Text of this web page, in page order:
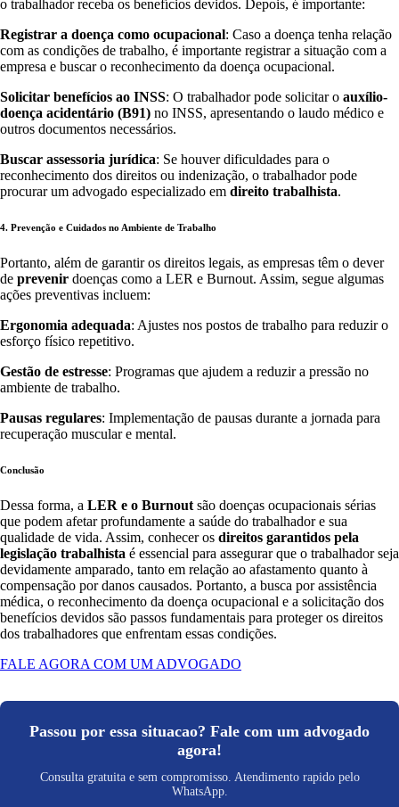
o trabalhador receba os benefícios devidos. Depois, é importante:
Registrar a doença como ocupacional: Caso a doença tenha relação
com as condições de trabalho, é importante registrar a situação com a
empresa e buscar o reconhecimento da doença ocupacional.
Solicitar benefícios ao INSS: O trabalhador pode solicitar o auxílio-
doença acidentário (B91) no INSS, apresentando o laudo médico e
outros documentos necessários.
Buscar assessoria jurídica: Se houver dificuldades para o
reconhecimento dos direitos ou indenização, o trabalhador pode
procurar um advogado especializado em direito trabalhista.
4. Prevenção e Cuidados no Ambiente de Trabalho
Portanto, além de garantir os direitos legais, as empresas têm o dever
de prevenir doenças como a LER e Burnout. Assim, segue algumas
ações preventivas incluem:
Ergonomia adequada: Ajustes nos postos de trabalho para reduzir o
esforço físico repetitivo.
Gestão de estresse: Programas que ajudem a reduzir a pressão no
ambiente de trabalho.
Pausas regulares: Implementação de pausas durante a jornada para
recuperação muscular e mental.
Conclusão
Dessa forma, a LER e o Burnout são doenças ocupacionais sérias
que podem afetar profundamente a saúde do trabalhador e sua
qualidade de vida. Assim, conhecer os direitos garantidos pela
legislação trabalhista é essencial para assegurar que o trabalhador seja
devidamente amparado, tanto em relação ao afastamento quanto à
compensação por danos causados. Portanto, a busca por assistência
médica, o reconhecimento da doença ocupacional e a solicitação dos
benefícios devidos são passos fundamentais para proteger os direitos
dos trabalhadores que enfrentam essas condições.
FALE AGORA COM UM ADVOGADO
Passou por essa situacao? Fale com um advogado
agora!
Consulta gratuita e sem compromisso. Atendimento rapido pelo
WhatsApp.